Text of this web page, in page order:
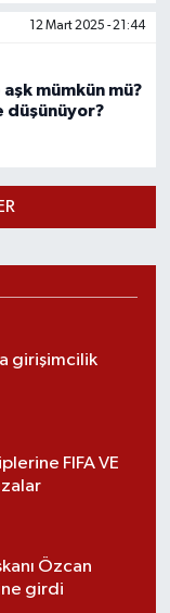
12 Mart 2025 - 21:44
mümkün mü?
düşünüyor?
girişimcilik
FIFA VE
Özcan
girdi